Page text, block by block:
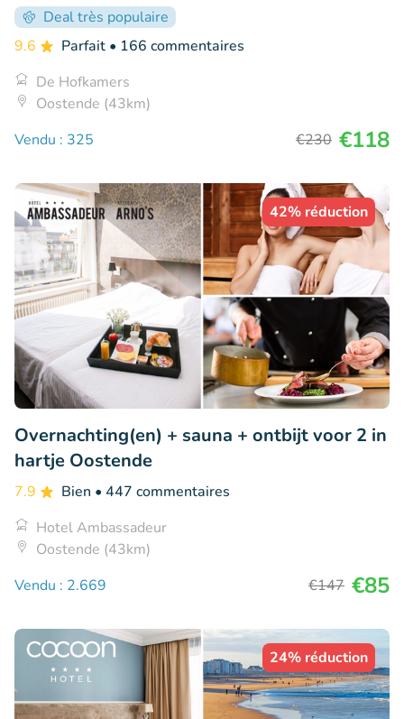
Deal très populaire
9.6
Parfait • 166 commentaires
De Hofkamers
Oostende (43km)
Vendu : 325
€230 €118
42% réduction
Overnachting(en) + sauna + ontbijt voor 2 in
hartje Oostende
7.9 Bien • 447 commentaires
Hotel Ambassadeur
Oostende (43km)
Vendu : 2.669
€147 €85
24% réduction